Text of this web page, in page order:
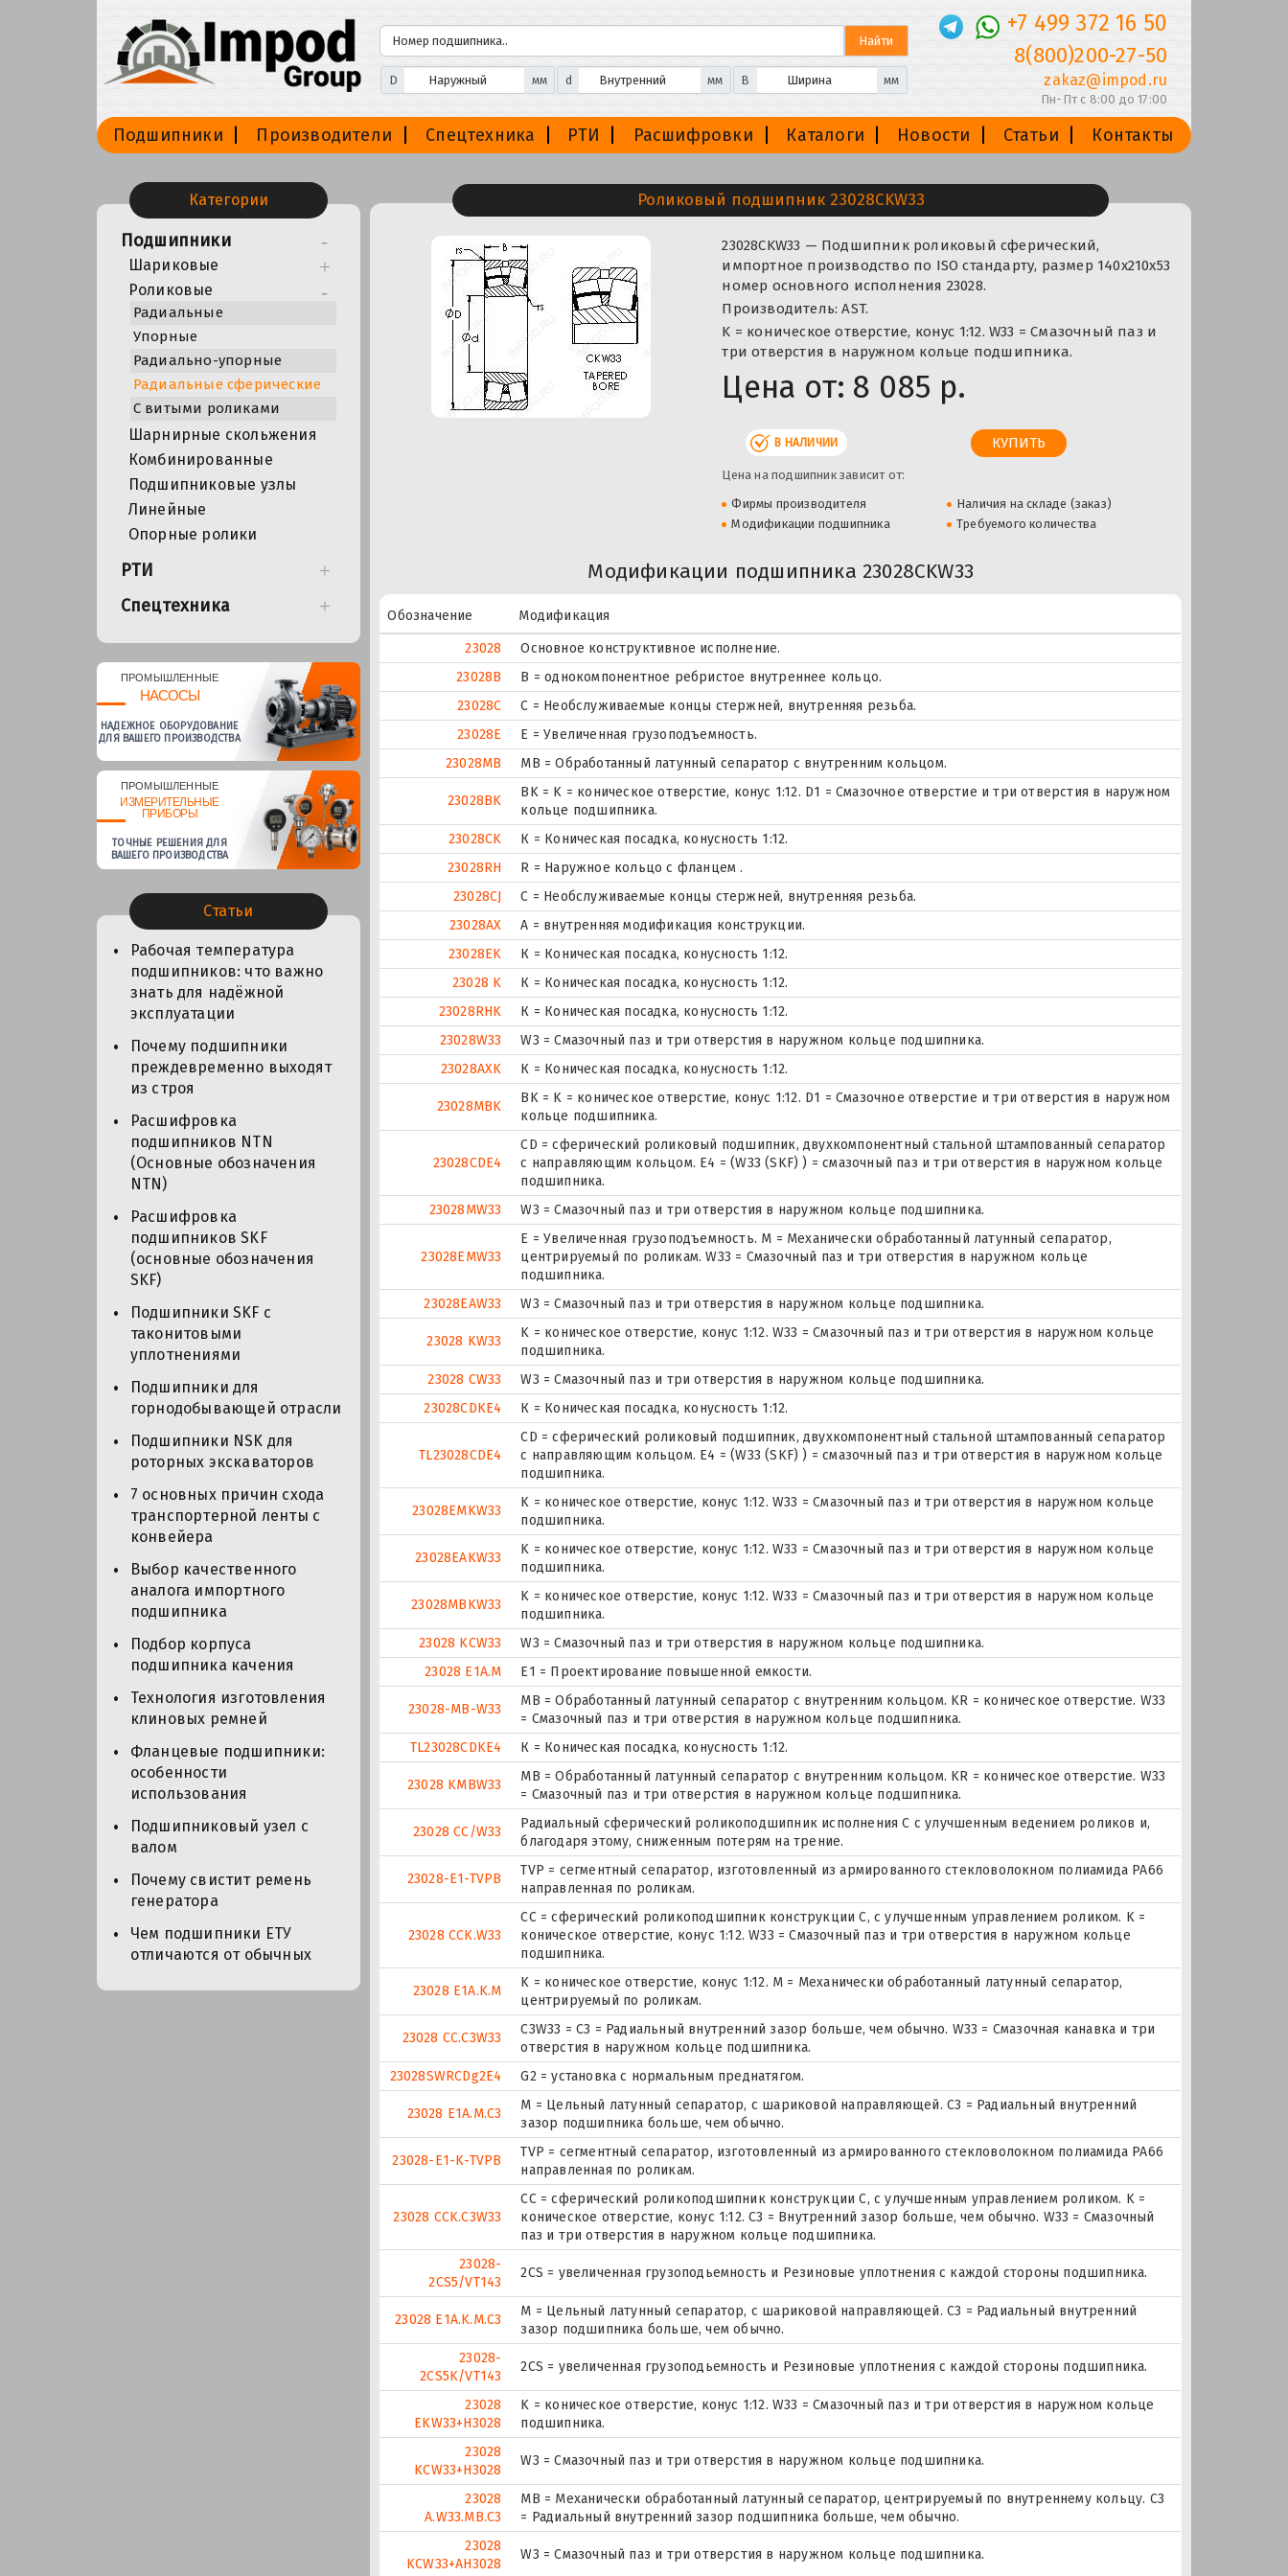
D мм d мм B мм
+7 499 372 16 50
8(800)200-27-50
zakaz@impod.ru
Пн-Пт с 8:00 до 17:00
Подшипники Производители Спецтехника РТИ Расшифровки Каталоги Новости Статьи Контакты
Категории
Подшипники
Шариковые
Роликовые
Радиальные
Упорные
Радиально-упорные
Радиальные сферические
С витыми роликами
Шарнирные скольжения
Комбинированные
Подшипниковые узлы
Линейные
Опорные ролики
РТИ
Спецтехника
ПРОМЫШЛЕННЫЕ
НАСОСЫ
НАДЕЖНОЕ ОБОРУДОВАНИЕ
ДЛЯ ВАШЕГО ПРОИЗВОДСТВА
ПРОМЫШЛЕННЫЕ
ИЗМЕРИТЕЛЬНЫЕ
ПРИБОРЫ
ТОЧНЫЕ РЕШЕНИЯ ДЛЯ
ВАШЕГО ПРОИЗВОДСТВА
Статьи
Рабочая температура
подшипников: что важно
знать для надёжной
эксплуатации
Почему подшипники
преждевременно выходят
из строя
Расшифровка
подшипников NTN
(Основные обозначения
NTN)
Расшифровка
подшипников SKF
(основные обозначения
SKF)
Подшипники SKF с
таконитовыми
уплотнениями
Подшипники для
горнодобывающей отрасли
Подшипники NSK для
роторных экскаваторов
7 основных причин схода
транспортерной ленты с
конвейера
Выбор качественного
аналога импортного
подшипника
Подбор корпуса
подшипника качения
Технология изготовления
клиновых ремней
Фланцевые подшипники:
особенности
использования
Подшипниковый узел с
валом
Почему свистит ремень
генератора
Чем подшипники ЕТУ
отличаются от обычных
Роликовый подшипник 23028CKW33
23028CKW33 — Подшипник роликовый сферический,
импортное производство по ISO стандарту, размер 140x210x53
номер основного исполнения 23028.
Производитель: AST.
K = коническое отверстие, конус 1:12. W33 = Смазочный паз и
три отверстия в наружном кольце подшипника.
Цена от: 8 085 р.
В НАЛИЧИИ
Цена на подшипник зависит от:
Фирмы производителя
Наличия на складе (заказ)
Модификации подшипника
Требуемого количества
Модификации подшипника 23028CKW33
Обозначение
Модификация
23028
Основное конструктивное исполнение.
23028B
B = однокомпонентное ребристое внутреннее кольцо.
23028C
С = Необслуживаемые концы стержней, внутренняя резьба.
23028E
Е = Увеличенная грузоподъемность.
23028MB
MB = Обработанный латунный сепаратор с внутренним кольцом.
23028BK
BK = K = коническое отверстие, конус 1:12. D1 = Смазочное отверстие и три отверстия в наружном
кольце подшипника.
23028CK
К = Коническая посадка, конусность 1:12.
23028RH
R = Наружное кольцо с фланцем .
23028CJ
С = Необслуживаемые концы стержней, внутренняя резьба.
23028AX
A = внутренняя модификация конструкции.
23028EK
К = Коническая посадка, конусность 1:12.
23028 K
К = Коническая посадка, конусность 1:12.
23028RHK
К = Коническая посадка, конусность 1:12.
23028W33
W3 = Смазочный паз и три отверстия в наружном кольце подшипника.
23028AXK
К = Коническая посадка, конусность 1:12.
23028MBK
BK = K = коническое отверстие, конус 1:12. D1 = Смазочное отверстие и три отверстия в наружном
кольце подшипника.
23028CDE4
CD = сферический роликовый подшипник, двухкомпонентный стальной штампованный сепаратор
с направляющим кольцом. E4 = (W33 (SKF) ) = смазочный паз и три отверстия в наружном кольце
подшипника.
23028MW33
W3 = Смазочный паз и три отверстия в наружном кольце подшипника.
23028EMW33
E = Увеличенная грузоподъемность. М = Механически обработанный латунный сепаратор,
центрируемый по роликам. W33 = Смазочный паз и три отверстия в наружном кольце
подшипника.
23028EAW33
W3 = Смазочный паз и три отверстия в наружном кольце подшипника.
23028 KW33
K = коническое отверстие, конус 1:12. W33 = Смазочный паз и три отверстия в наружном кольце
подшипника.
23028 CW33
W3 = Смазочный паз и три отверстия в наружном кольце подшипника.
23028CDKE4
К = Коническая посадка, конусность 1:12.
TL23028CDE4
CD = сферический роликовый подшипник, двухкомпонентный стальной штампованный сепаратор
с направляющим кольцом. E4 = (W33 (SKF) ) = смазочный паз и три отверстия в наружном кольце
подшипника.
23028EMKW33
K = коническое отверстие, конус 1:12. W33 = Смазочный паз и три отверстия в наружном кольце
подшипника.
23028EAKW33
K = коническое отверстие, конус 1:12. W33 = Смазочный паз и три отверстия в наружном кольце
подшипника.
23028MBKW33
K = коническое отверстие, конус 1:12. W33 = Смазочный паз и три отверстия в наружном кольце
подшипника.
23028 KCW33
W3 = Смазочный паз и три отверстия в наружном кольце подшипника.
23028 E1A.M
E1 = Проектирование повышенной емкости.
23028-MB-W33
MB = Обработанный латунный сепаратор с внутренним кольцом. KR = коническое отверстие. W33
= Смазочный паз и три отверстия в наружном кольце подшипника.
TL23028CDKE4
К = Коническая посадка, конусность 1:12.
23028 KMBW33
MB = Обработанный латунный сепаратор с внутренним кольцом. KR = коническое отверстие. W33
= Смазочный паз и три отверстия в наружном кольце подшипника.
23028 CC/W33
Радиальный сферический роликоподшипник исполнения С с улучшенным ведением роликов и,
благодаря этому, сниженным потерям на трение.
23028-E1-TVPB
TVP = сегментный сепаратор, изготовленный из армированного стекловолокном полиамида PA66
направленная по роликам.
23028 CCK.W33
CC = сферический роликоподшипник конструкции C, с улучшенным управлением роликом. K =
коническое отверстие, конус 1:12. W33 = Смазочный паз и три отверстия в наружном кольце
подшипника.
23028 E1A.K.M
K = коническое отверстие, конус 1:12. М = Механически обработанный латунный сепаратор,
центрируемый по роликам.
23028 CC.C3W33
C3W33 = C3 = Радиальный внутренний зазор больше, чем обычно. W33 = Смазочная канавка и три
отверстия в наружном кольце подшипника.
23028SWRCDg2E4
G2 = установка с нормальным преднатягом.
23028 E1A.M.C3
M = Цельный латунный сепаратор, с шариковой направляющей. C3 = Радиальный внутренний
зазор подшипника больше, чем обычно.
23028-E1-K-TVPB
TVP = сегментный сепаратор, изготовленный из армированного стекловолокном полиамида PA66
направленная по роликам.
23028 CCK.C3W33
CC = сферический роликоподшипник конструкции C, с улучшенным управлением роликом. K =
коническое отверстие, конус 1:12. C3 = Внутренний зазор больше, чем обычно. W33 = Смазочный
паз и три отверстия в наружном кольце подшипника.
23028-
2CS5/VT143
2CS = увеличенная грузоподьемность и Резиновые уплотнения с каждой стороны подшипника.
23028 E1A.K.M.C3
M = Цельный латунный сепаратор, с шариковой направляющей. C3 = Радиальный внутренний
зазор подшипника больше, чем обычно.
23028-
2CS5K/VT143
2CS = увеличенная грузоподьемность и Резиновые уплотнения с каждой стороны подшипника.
23028
EKW33+H3028
K = коническое отверстие, конус 1:12. W33 = Смазочный паз и три отверстия в наружном кольце
подшипника.
23028
KCW33+H3028
W3 = Смазочный паз и три отверстия в наружном кольце подшипника.
23028
A.W33.MB.C3
MB = Механически обработанный латунный сепаратор, центрируемый по внутреннему кольцу. C3
= Радиальный внутренний зазор подшипника больше, чем обычно.
23028
KCW33+AH3028
W3 = Смазочный паз и три отверстия в наружном кольце подшипника.